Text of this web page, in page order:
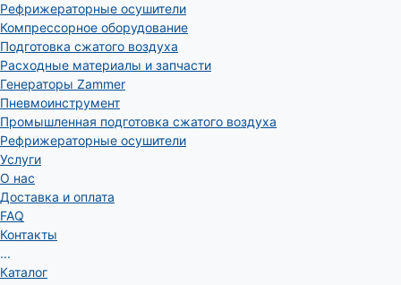
Рефрижераторные осушители
Компрессорное оборудование
Подготовка сжатого воздуха
Расходные материалы и запчасти
Генераторы Zammer
Пневмоинструмент
Промышленная подготовка сжатого воздуха
Рефрижераторные осушители
Услуги
О нас
Доставка и оплата
FAQ
Контакты
...
Каталог